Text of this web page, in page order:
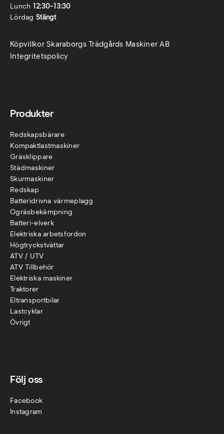
Lunch 12:30-13:30
Lördag Stängt
Köpvillkor Skaraborgs Trädgårds Maskiner AB
Integritetspolicy
Produkter
Redskapsbärare
Kompaktlastmaskiner
Gräsklippare
Städmaskiner
Skurmaskiner
Redskap
Batteridrivna värmeplagg
Ogräsbekämpning
Batteri-elverk
Elektriska arbetsfordon
Högtryckstvättar
ATV / UTV
ATV Tillbehör
Elektriska maskiner
Traktorer
Eltransportbilar
Lastcyklar
Övrigt
Följ oss
Facebook
Instagram